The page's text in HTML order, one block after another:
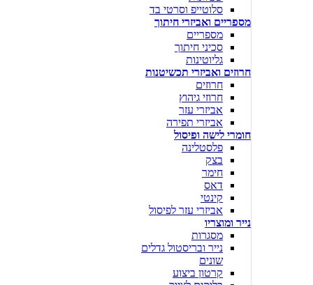
סלוטייפ וסרטי בד
מספריים ואביזרי חיתוך
מספריים
סכיני חיתוך
גליוטינות
חרוזים ואביזרי תכשיטנות
חרוזים
חרוזי גיהוץ
אביזרי עזר
אביזרי תפירה
חומרי לישה ופיסול
פלסטלינה
בצק
חימר
דאס
קינטי
אביזרי עזר לפיסול
נייר ומוצריו
מסגרות
נייר ובריסטול גדלים
שונים
קרטון ביצוע